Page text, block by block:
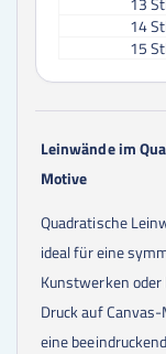
14
15
18
20
23
24
25
30
35
40
Leinwände im
Motive
Quadratische
ideal für eine
Kunstwerken
Druck auf
eine